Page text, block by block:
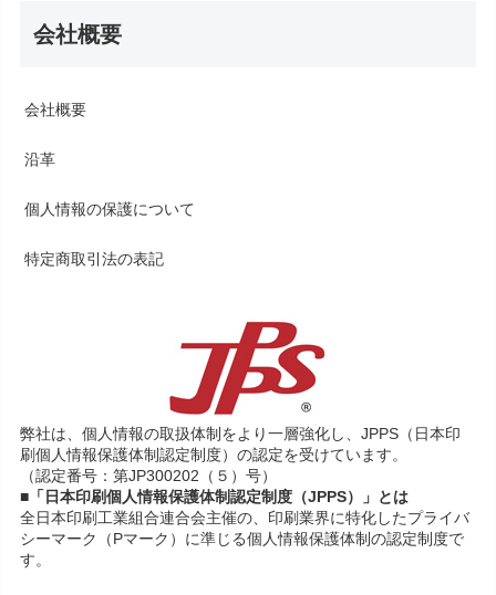
会社概要
会社概要
沿革
個人情報の保護について
特定商取引法の表記
弊社は、個人情報の取扱体制をより一層強化し、JPPS（日本印
刷個人情報保護体制認定制度）の認定を受けています。
（認定番号：第JP300202（５）号）
■「日本印刷個人情報保護体制認定制度（JPPS）」とは
全日本印刷工業組合連合会主催の、印刷業界に特化したプライバ
シーマーク（Pマーク）に準じる個人情報保護体制の認定制度で
す。